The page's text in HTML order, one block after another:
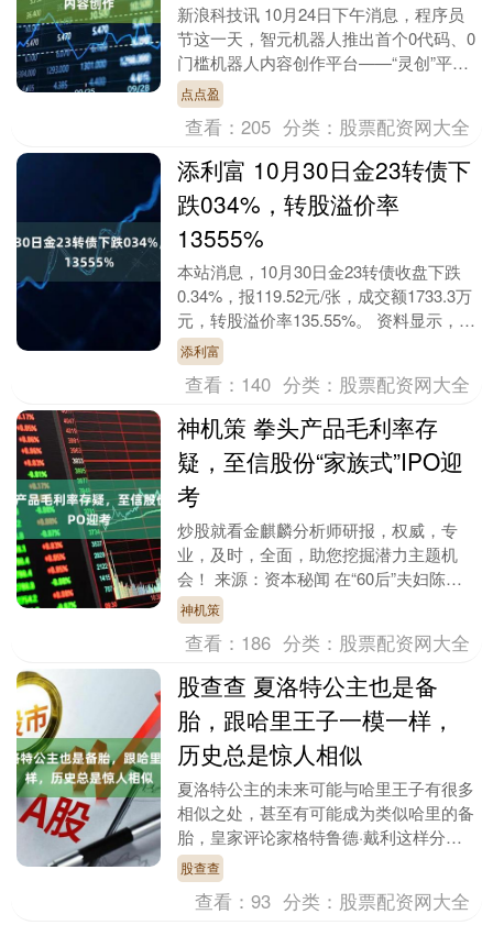
新浪科技讯 10月24日下午消息，程序员
节这一天，智元机器人推出首个0代码、0
门槛机器人内容创作平台——“灵创”平
台，宣布以“让创作更简单，让表达更灵
动”为核心....
点点盈
查看：205 分类： 股票配资网大全
添利富 10月30日金23转债下
跌034%，转股溢价率
13555%
本站消息，10月30日金23转债收盘下跌
0.34%，报119.52元/张，成交额1733.3万
元，转股溢价率135.55%。 资料显示，金
23转债信用级别为“A....
添利富
查看： 140 分类： 股票配资网大全
神机策 拳头产品毛利率存
疑，至信股份“家族式”IPO迎
考
炒股就看金麒麟分析师研报，权威，专
业，及时，全面，助您挖掘潜力主题机
会！ 来源：资本秘闻 在“60后”夫妇陈志
宇、敬兵的带领下，重庆至信实业股份有
限公司（以下简....
神机策
查看： 186 分类： 股票配资网大全
股查查 夏洛特公主也是备
胎，跟哈里王子一模一样，
历史总是惊人相似
夏洛特公主的未来可能与哈里王子有很多
相似之处，甚至有可能成为类似哈里的备
胎，皇家评论家格特鲁德·戴利这样分析
道。她认为，如果凯特王妃还在，或许会
有不同的情况。凯....
股查查
查看：93 分类： 股票配资网大全